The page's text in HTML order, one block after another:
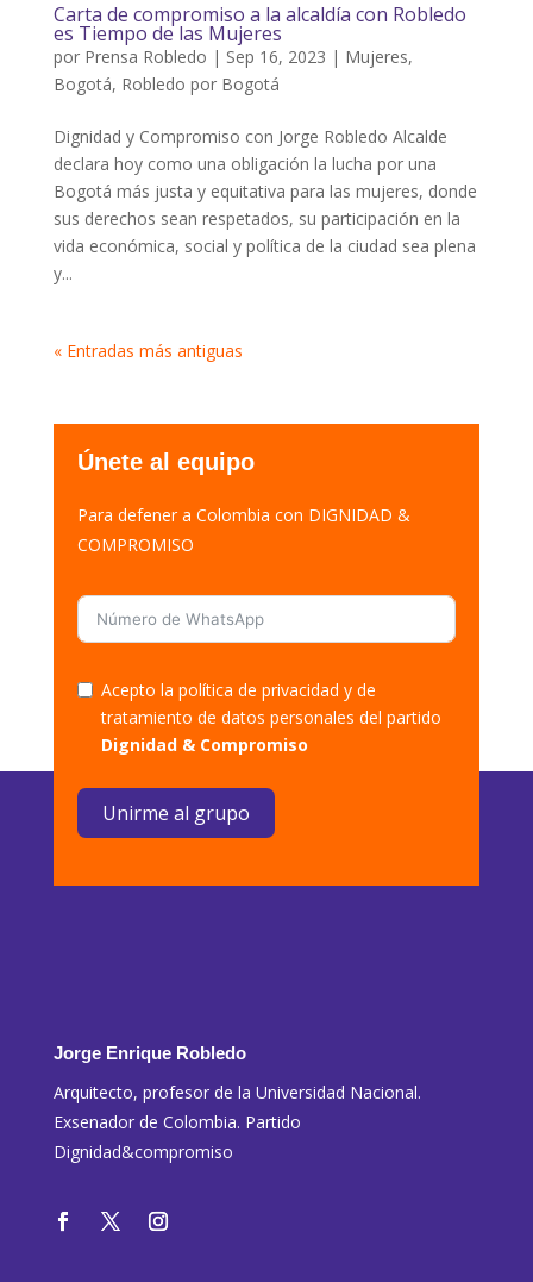
Carta de compromiso a la alcaldía con Robledo
es Tiempo de las Mujeres
por Prensa Robledo | Sep 16, 2023 | Mujeres,
Bogotá, Robledo por Bogotá
Dignidad y Compromiso con Jorge Robledo Alcalde
declara hoy como una obligación la lucha por una
Bogotá más justa y equitativa para las mujeres, donde
sus derechos sean respetados, su participación en la
vida económica, social y política de la ciudad sea plena
y...
« Entradas más antiguas
Únete al equipo
Para defener a Colombia con DIGNIDAD &
COMPROMISO
Acepto la política de privacidad y de
tratamiento de datos personales del partido
Dignidad & Compromiso
Unirme al grupo
Jorge Enrique Robledo
Arquitecto, profesor de la Universidad Nacional.
Exsenador de Colombia. Partido
Dignidad&compromiso